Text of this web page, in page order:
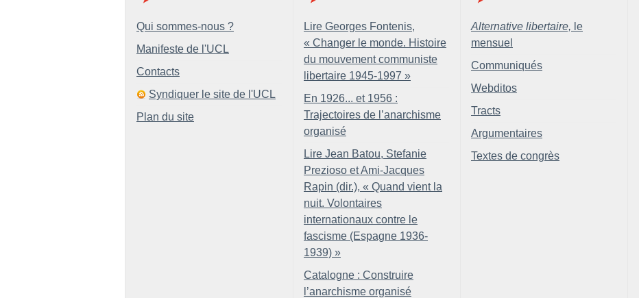
Qui sommes-nous ?
Manifeste de l'UCL
Contacts
Syndiquer le site de l'UCL
Plan du site
Lire Georges Fontenis,
« Changer le monde. Histoire
du mouvement communiste
libertaire 1945-1997 »
En 1926... et 1956 :
Trajectoires de l’anarchisme
organisé
Lire Jean Batou, Stefanie
Prezioso et Ami-Jacques
Rapin (dir.), « Quand vient la
nuit. Volontaires
internationaux contre le
fascisme (Espagne 1936-
1939) »
Catalogne : Construire
l’anarchisme organisé
Alternative libertaire, le
mensuel
Communiqués
Webditos
Tracts
Argumentaires
Textes de congrès